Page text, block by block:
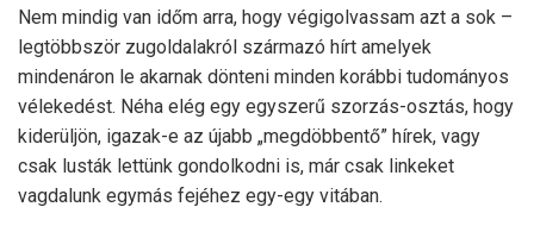
Nem mindig van időm arra, hogy végigolvassam azt a sok –
legtöbbször zugoldalakról származó hírt amelyek
mindenáron le akarnak dönteni minden korábbi tudományos
vélekedést. Néha elég egy egyszerű szorzás-osztás, hogy
kiderüljön, igazak-e az újabb „megdöbbentő” hírek, vagy
csak lusták lettünk gondolkodni is, már csak linkeket
vagdalunk egymás fejéhez egy-egy vitában.